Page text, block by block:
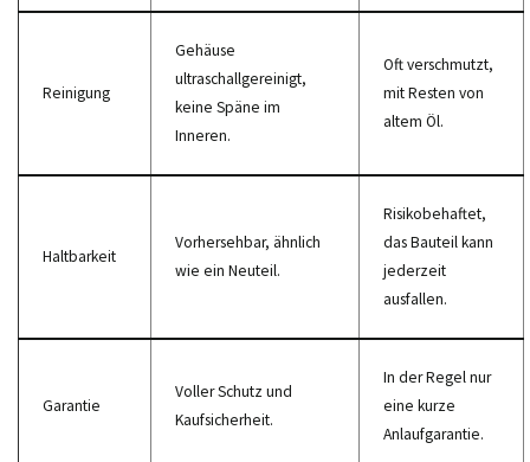
Reinigung
Gehäuse
ultraschallgereinigt,
keine Späne im
Inneren.
Oft verschmutzt,
mit Resten von
altem Öl.
Haltbarkeit
Vorhersehbar, ähnlich
wie ein Neuteil.
Risikobehaftet,
das Bauteil kann
jederzeit
ausfallen.
Garantie
Voller Schutz und
Kaufsicherheit.
In der Regel nur
eine kurze
Anlaufgarantie.